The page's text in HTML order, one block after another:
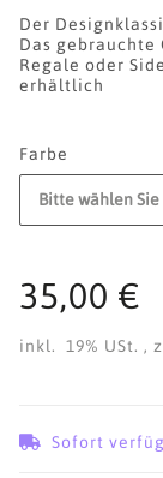
Der
Das gebrauchte
Regale oder
erhältlich
Farbe
Bitte wählen
35,00 €
inkl. 19% USt. ,
Sofort